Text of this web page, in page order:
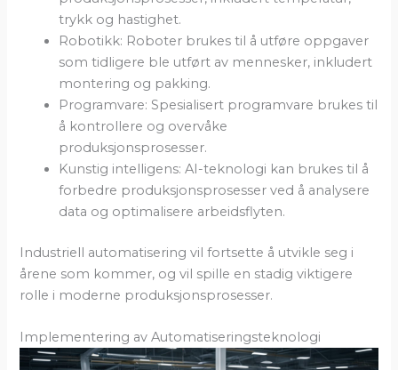
trykk og hastighet.
Robotikk: Roboter brukes til å utføre oppgaver
som tidligere ble utført av mennesker, inkludert
montering og pakking.
Programvare: Spesialisert programvare brukes til
å kontrollere og overvåke
produksjonsprosesser.
Kunstig intelligens: AI-teknologi kan brukes til å
forbedre produksjonsprosesser ved å analysere
data og optimalisere arbeidsflyten.
Industriell automatisering vil fortsette å utvikle seg i
årene som kommer, og vil spille en stadig viktigere
rolle i moderne produksjonsprosesser.
Implementering av Automatiseringsteknologi